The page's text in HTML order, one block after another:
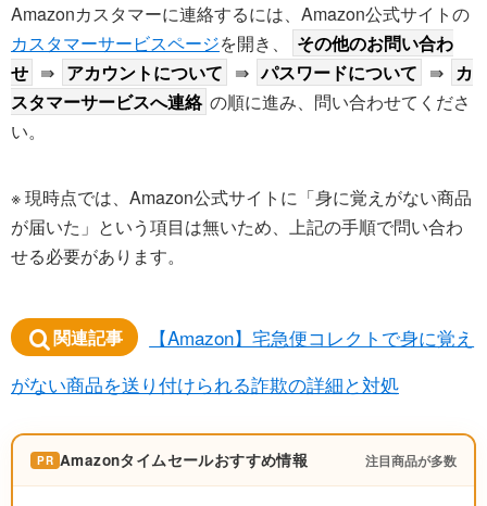
Amazonカスタマーに連絡するには、Amazon公式サイトの
カスタマーサービスページを開き、
その他のお問い合わ
せ ⇛ アカウントについて ⇛ パスワードについて ⇛ カ
スタマーサービスへ連絡 の順に進み、問い合わせてくださ
い。
※ 現時点では、Amazon公式サイトに「身に覚えがない商品
が届いた」という項目は無いため、上記の手順で問い合わ
せる必要があります。
関連記事
【Amazon】宅急便コレクトで身に覚え
がない商品を送り付けられる詐欺の詳細と対処
PR Amazonタイムセールおすすめ情報 注目商品が多数